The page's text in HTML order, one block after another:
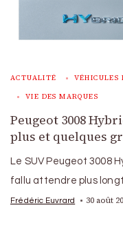
ACTUALITÉ VÉHICULES
VIE DES MARQUES
Peugeot 3008
plus et quelques
Le SUV Peugeot 3008
fallu attendre plus
Frédéric Euvrard 30 août